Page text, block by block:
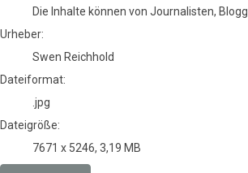
Die Inhalte können von Journalisten,
Urheber:
Swen Reichhold
Dateiformat:
.jpg
Dateigröße:
7671 x 5246, 3,19 MB